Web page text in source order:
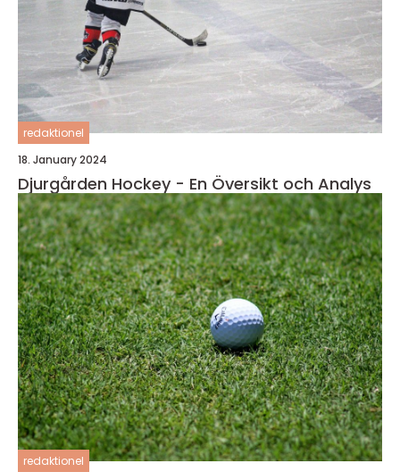
redaktionel
18. January 2024
Djurgården Hockey - En Översikt och Analys
redaktionel